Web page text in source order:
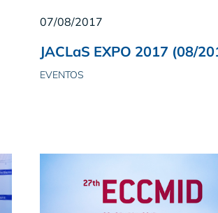
07/08/2017
JACLaS EXPO 2017 (08/
EVENTOS